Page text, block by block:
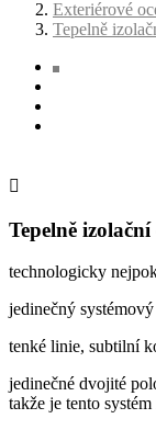
Exteriérové
Tepelně

Tepelně
technologicky
jedinečný
tenké linie, subtilní
jedinečné dvojité
takže je tento